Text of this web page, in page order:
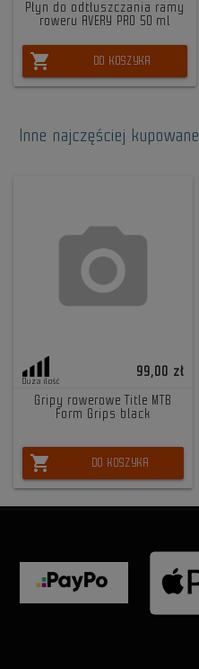
Płyn do odtłuszczania ramy
roweru AVERY PRO 50 ml
shopping_cart DO KOSZYKA
Inne najczęściej kupowane
Duża ilość
99,00 zł
Gripy rowerowe Title MTB
Form Grips black
shopping_cart DO KOSZYKA